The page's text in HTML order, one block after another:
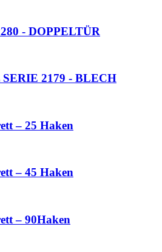
- DOPPELTÜR
2179 - BLECH
– 25 Haken
– 45 Haken
– 90Haken